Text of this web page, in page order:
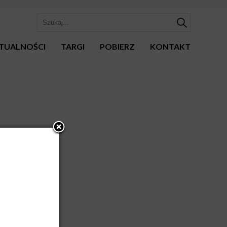
TARGI POBIERZ KONTAKT